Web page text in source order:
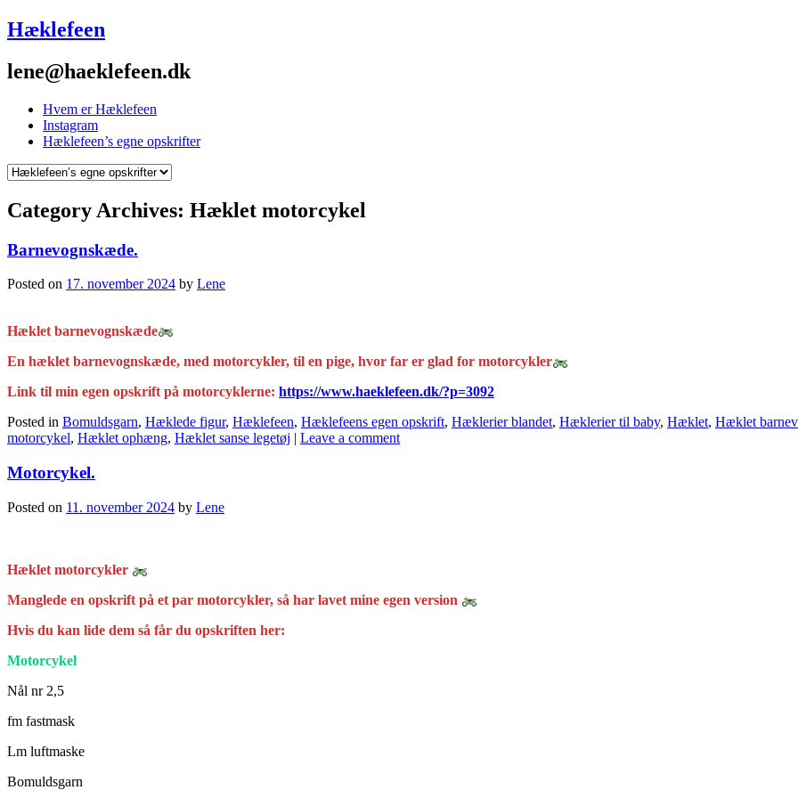
Hæklefeen
lene@haeklefeen.dk
Hvem er Hæklefeen
Instagram
Hæklefeen’s egne opskrifter
Category Archives: Hæklet motorcykel
Barnevognskæde.
Posted on 17. november 2024 by Lene
Hæklet barnevognskæde
En hæklet barnevognskæde, med motorcykler, til en pige, hvor far er glad for motorcykler
Link til min egen opskrift på motorcyklerne: https://www.haeklefeen.dk/?p=3092
Posted in Bomuldsgarn, Hæklede figur, Hæklefeen, Hæklefeens egen opskrift, Hæklerier blandet, Hæklerier til baby, Hæklet, Hæklet
motorcykel, Hæklet ophæng, Hæklet sanse legetøj | Leave a comment
Motorcykel.
Posted on 11. november 2024 by Lene
Hæklet motorcykler
Manglede en opskrift på et par motorcykler, så har lavet mine egen version
Hvis du kan lide dem så får du opskriften her:
Motorcykel
Nål nr 2,5
fm fastmask
Lm luftmaske
Bomuldsgarn